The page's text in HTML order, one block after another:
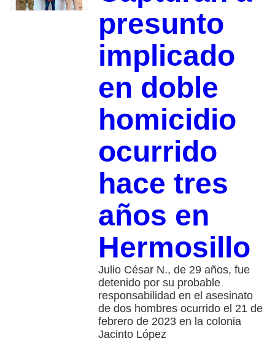
presunto
implicado
en doble
homicidio
ocurrido
hace tres
años en
Hermosillo
Julio César N., de 29 años, fue
detenido por su probable
responsabilidad en el asesinato
de dos hombres ocurrido el 21 de
febrero de 2023 en la colonia
Jacinto López